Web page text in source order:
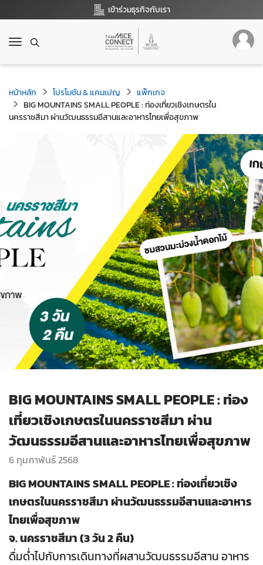
เข้าร่วมธุรกิจกับเรา
T
g
l
e
n
i
n
หน้าหลัก โปรโมชัน & แคมเปญ
แพ็กเกจ
BIG MOUNTAINS SMALL PEOPLE : ท่องเที่ยวเชิงเกษตรใน
นครราชสีมา ผ่านวัฒนธรรมอีสานและอาหารไทยเพื่อสุขภาพ
BIG MOUNTAINS SMALL PEOPLE : ท่อง
เที่ยวเชิงเกษตรในนครราชสีมา ผ่าน
วัฒนธรรมอีสานและอาหารไทยเพื่อสุขภาพ
6 กุมภาพันธ์ 2568
BIG MOUNTAINS SMALL PEOPLE : ท่องเที่ยวเชิง
เกษตรในนครราชสีมา ผ่านวัฒนธรรมอีสานและอาหาร
ไทยเพื่อสุขภาพ
จ. นครราชสีมา (3 วัน 2 คืน)
ดื่มด่ำไปกับการเดินทางที่ผสานวัฒนธรรมอีสาน อาหาร